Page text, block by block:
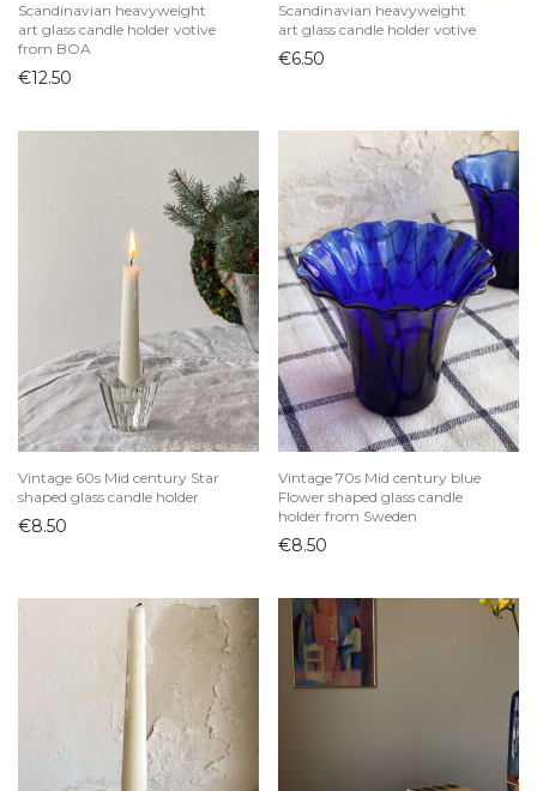
Scandinavian heavyweight
art glass candle holder votive
from BOA
€12.50
Scandinavian heavyweight
art glass candle holder votive
€6.50
Vintage 60s Mid century Star
shaped glass candle holder
€8.50
Vintage 70s Mid century blue
Flower shaped glass candle
holder from Sweden
€8.50